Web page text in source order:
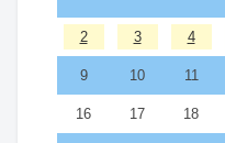
2 3 4
9 10 11
16 17 18